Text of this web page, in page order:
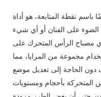
نقطة المتابعة، هو أداة
على الفنان أو أي شيء
مصباح الرأس المتحرك على
مجموعة من المرايا، مما
دون الحاجة إلى تعديل موضع
المتحركة بأحجام ومستويات